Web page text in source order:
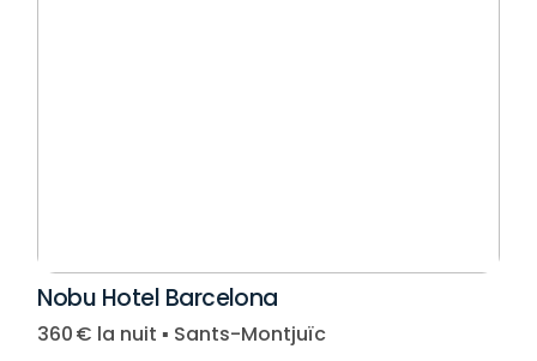
Nobu Hotel Barcelona
360 € la nuit ▪︎ Sants-Montjuïc